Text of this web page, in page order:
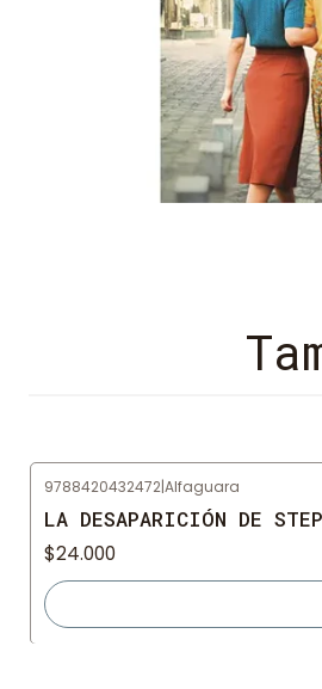
9788420432472|Alfaguara
LA DESAPARICIÓN DE
$24.000